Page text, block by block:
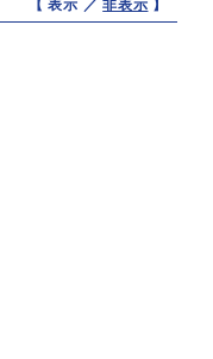
【 表示 ／非表示 】